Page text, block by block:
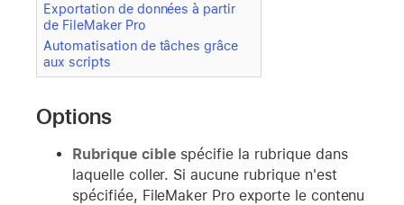
Exportation de données à partir
de FileMaker Pro
Automatisation de tâches grâce
aux scripts
Options
Rubrique cible spécifie la rubrique dans
laquelle coller. Si aucune rubrique n'est
spécifiée, FileMaker Pro exporte le contenu